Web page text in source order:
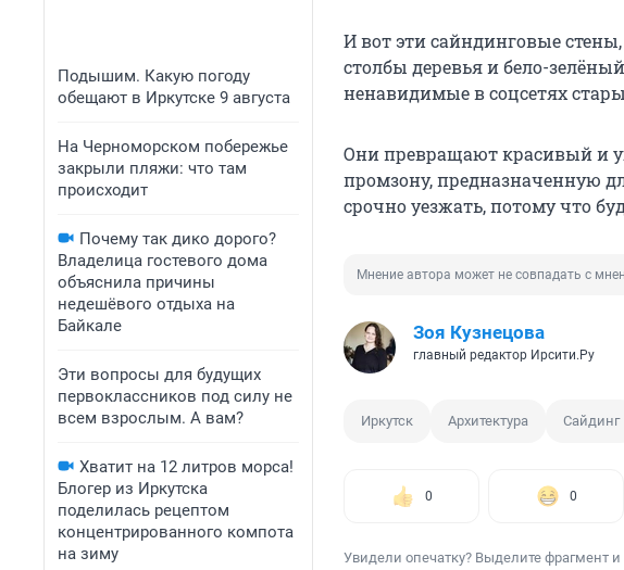
Подышим. Какую погоду
обещают в Иркутске 9 августа
На Черноморском побережье
закрыли пляжи: что там
происходит
Почему так дико дорого?
Владелица гостевого дома
объяснила причины
недешёвого отдыха на
Байкале
Эти вопросы для будущих
первоклассников под силу не
всем взрослым. А вам?
Хватит на 12 литров морса!
Блогер из Иркутска
поделилась рецептом
концентрированного компота
на зиму
И вот эти сайндинговые
столбы деревья и бело-
ненавидимые в соцсетях
Они превращают красивый и
промзону, предназначенную
срочно уезжать, потому что
Мнение автора может не совпадать с
Зоя Кузнецова
главный редактор Ирсити.Ру
Иркутск Архитектура Сайдинг
0 0
Увидели опечатку? Выделите фрагмент